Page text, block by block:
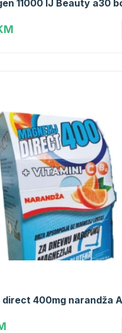
11000 IJ Beauty a30
direct 400mg narandža